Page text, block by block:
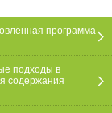
программа
подходы в
содержания